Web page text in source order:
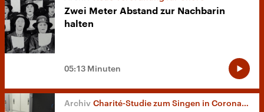
Zwei Meter Abstand zur Nachbarin
halten
05:13 Minuten
Charité-Studie zum Singen in Corona-Zeiten